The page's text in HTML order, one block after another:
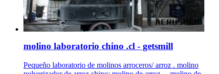
molino laboratorio chino .cl - getsmill
Pequeño laboratorio de molinos arroceros/ arroz . molino